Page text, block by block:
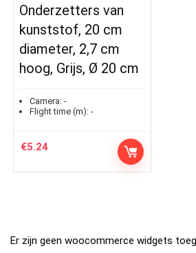
Onderzetters van
kunststof, 20 cm
diameter, 2,7 cm
hoog, Grijs, Ø 20 cm
Camera: -
Flight time (m): -
€5.24
Er zijn geen woocommerce widgets